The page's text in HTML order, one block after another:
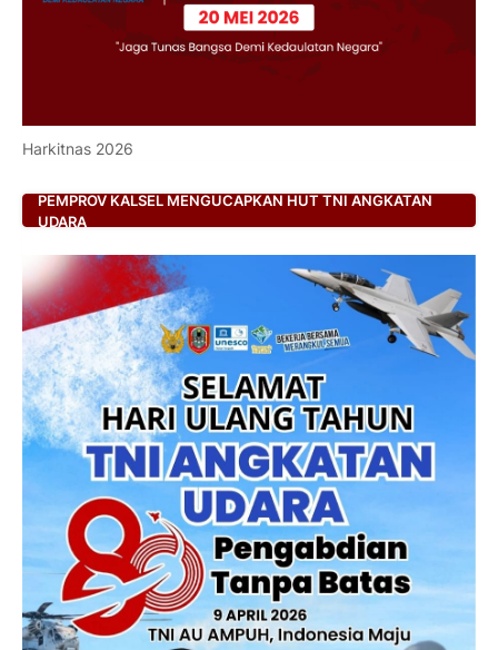
Harkitnas 2026
PEMPROV KALSEL MENGUCAPKAN HUT TNI ANGKATAN
UDARA